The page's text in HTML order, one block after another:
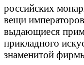
российских
вещи
выдающиеся
прикладного
знаменитой